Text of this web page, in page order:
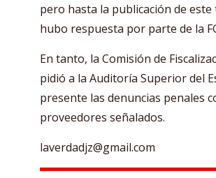
pero hasta la publicación de
hubo respuesta por parte de la
En tanto, la Comisión de
pidió a la Auditoría Superior del
presente las denuncias penales
proveedores señalados.
laverdadjz@gmail.com